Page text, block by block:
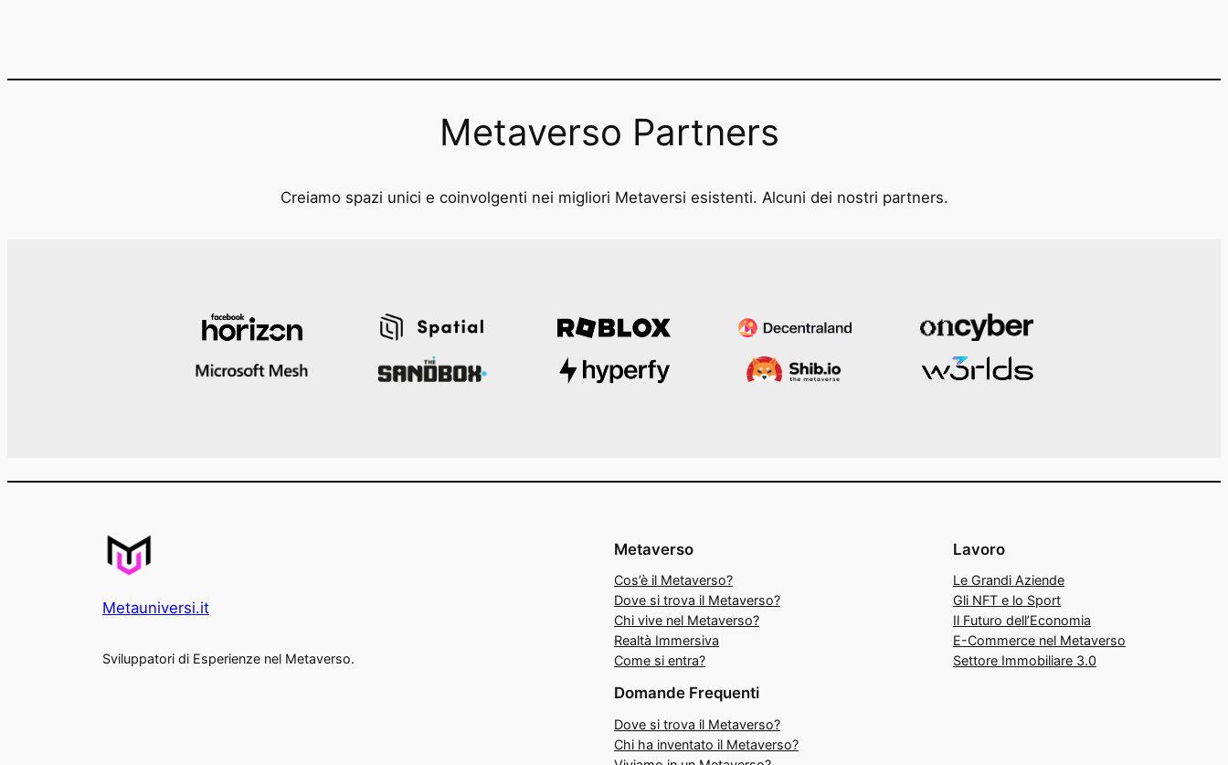
Metaverso Partners
Creiamo spazi unici e coinvolgenti nei migliori Metaversi esistenti. Alcuni dei nostri partners.
Metauniversi.it
Sviluppatori di Esperienze nel Metaverso.
Metaverso
Cos’è il Metaverso?
Dove si trova il Metaverso?
Chi vive nel Metaverso?
Realtà Immersiva
Come si entra?
Lavoro
Le Grandi Aziende
Gli NFT e lo Sport
Il Futuro dell’Economia
E-Commerce nel Metaverso
Settore Immobiliare 3.0
Domande Frequenti
Dove si trova il Metaverso?
Chi ha inventato il Metaverso?